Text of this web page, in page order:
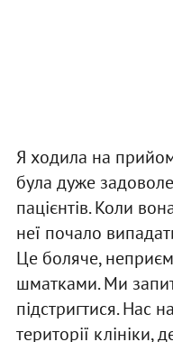
Я ходила на
була дуже
пацієнтів. Коли
неї почало
Це боляче,
шматками. Ми
підстригтися. Нас
території клініки,